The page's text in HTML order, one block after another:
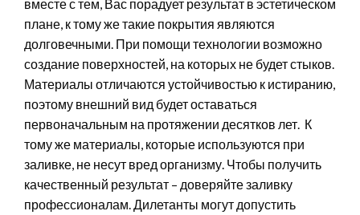
вместе с тем, Вас порадует результат в эстетическом
плане, к тому же такие покрытия являются
долговечными. При помощи технологии возможно
создание поверхностей, на которых не будет стыков.
Материалы отличаются устойчивостью к истиранию,
поэтому внешний вид будет оставаться
первоначальным на протяжении десятков лет. К
тому же материалы, которые используются при
заливке, не несут вред организму. Чтобы получить
качественный результат – доверяйте заливку
профессионалам. Дилетанты могут допустить